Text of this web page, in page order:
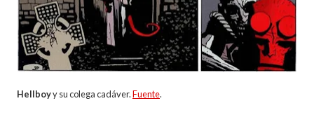
Hellboyy su colega cadáver.Fuente.